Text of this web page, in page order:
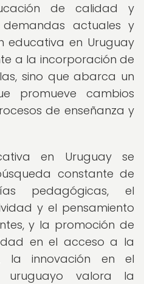
de calidad y
actuales y
educativa en Uruguay
a la incorporación de
sino que abarca un
promueve cambios
de enseñanza y
en Uruguay se
constante de
pedagógicas, el
y el pensamiento
y la promoción de
en el acceso a la
la innovación en el
uruguayo valora la